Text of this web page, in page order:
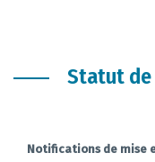
Statut
Notifications de mise